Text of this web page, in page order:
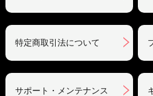
特定商取引法について
サポート・メンテナンス